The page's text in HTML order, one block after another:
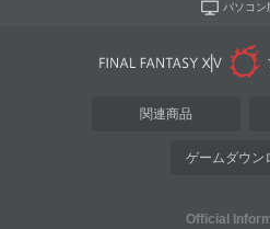
パソコン
関連商品
ゲームダウン
Official